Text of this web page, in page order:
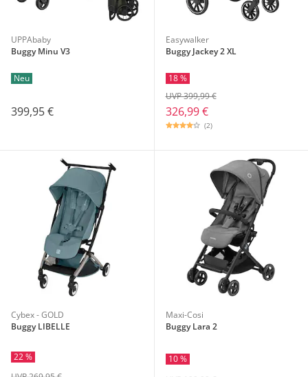
UPPAbaby
Buggy Minu V3
Neu
399,95 €
Easywalker
Buggy Jackey 2 XL
18 %
326,99 €
UVP 399,99 €
(2)
Cybex - GOLD
Buggy LIBELLE
22 %
Maxi-Cosi
Buggy Lara 2
10 %